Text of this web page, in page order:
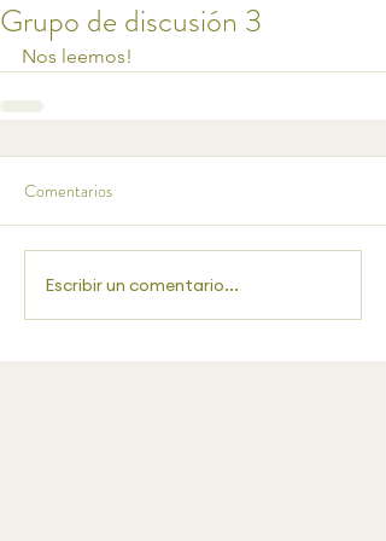
Grupo de discusión 3
Nos leemos!
Comentarios
Escribir un comentario...